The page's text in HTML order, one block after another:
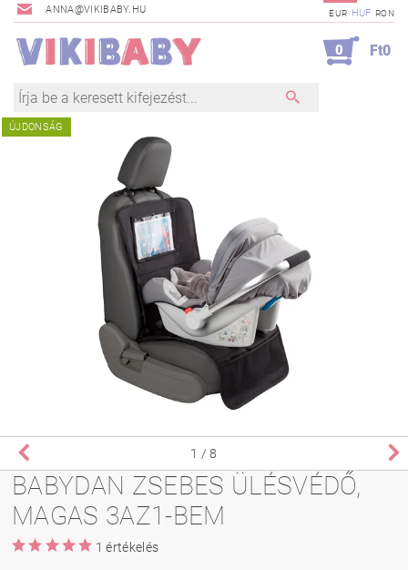
ANNA@VIKIBABY.HU EUR HUF RON
0 Ft0
ÚJDONSÁG
1 / 8
BABYDAN ZSEBES ÜLÉSVÉDŐ,
MAGAS 3AZ1-BEM
1 értékelés